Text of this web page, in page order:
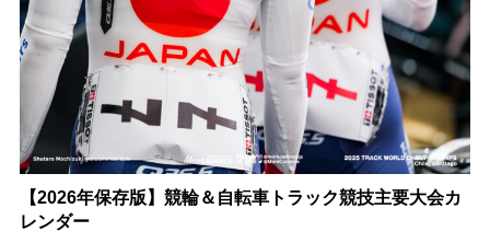
【2026年保存版】競輪＆自転車トラック競技主要大会カ
レンダー